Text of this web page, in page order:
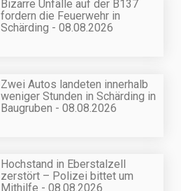
Bizarre Unfälle auf der B137
fordern die Feuerwehr in
Schärding - 08.08.2026
Zwei Autos landeten innerhalb
weniger Stunden in Schärding in
Baugruben - 08.08.2026
Hochstand in Eberstalzell
zerstört – Polizei bittet um
Mithilfe - 08.08.2026